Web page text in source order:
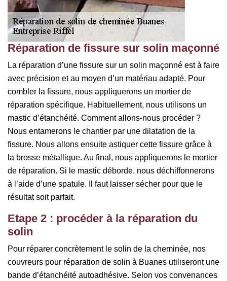
Réparation de fissure sur solin maçonné
La réparation d’une fissure sur un solin maçonné est à faire
avec précision et au moyen d’un matériau adapté. Pour
combler la fissure, nous appliquerons un mortier de
réparation spécifique. Habituellement, nous utilisons un
mastic d’étanchéité. Comment allons-nous procéder ?
Nous entamerons le chantier par une dilatation de la
fissure. Nous allons ensuite astiquer cette fissure grâce à
la brosse métallique. Au final, nous appliquerons le mortier
de réparation. Si le mastic déborde, nous déchiffonnerons
à l’aide d’une spatule. Il faut laisser sécher pour que le
résultat soit parfait.
Etape 2 : procéder à la réparation du
solin
Pour réparer concrètement le solin de la cheminée, nos
couvreurs pour réparation de solin à Buanes utiliseront une
bande d’étanchéité autoadhésive. Selon vos convenances